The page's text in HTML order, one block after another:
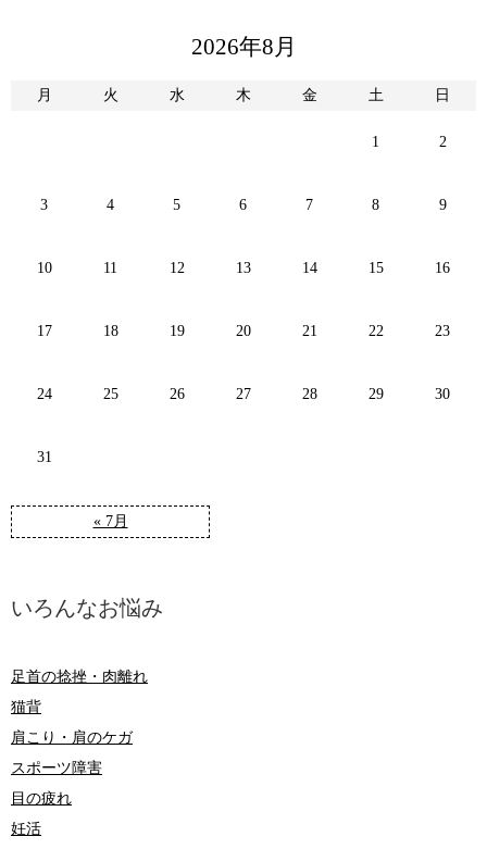
2026年8月
月 火 水 木 金 土 日
« 7月
1 2
3 4 5 6 7 8 9
10 11 12 13 14 15 16
17 18 19 20 21 22 23
24 25 26 27 28 29 30
31
いろんなお悩み
足首の捻挫・肉離れ
猫背
肩こり・肩のケガ
スポーツ障害
目の疲れ
妊活